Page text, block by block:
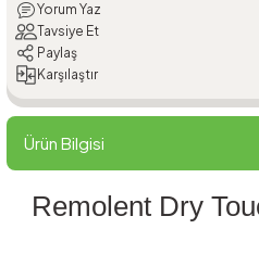
Yorum Yaz
Tavsiye Et
Paylaş
Karşılaştır
Ürün Bilgisi
Remolent Dry